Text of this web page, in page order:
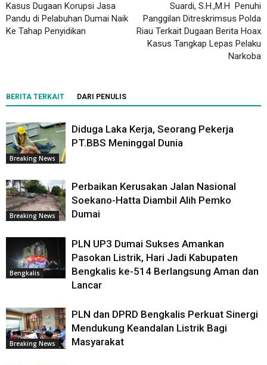
Kasus Dugaan Korupsi Jasa
Pandu di Pelabuhan Dumai Naik
Ke Tahap Penyidikan
Suardi, S.H.,M.H Penuhi
Panggilan Ditreskrimsus Polda
Riau Terkait Dugaan Berita Hoax
Kasus Tangkap Lepas Pelaku
Narkoba
BERITA TERKAIT DARI PENULIS
Breaking News
Diduga Laka Kerja, Seorang Pekerja
PT.BBS Meninggal Dunia
Breaking News
Perbaikan Kerusakan Jalan Nasional
Soekano-Hatta Diambil Alih Pemko
Dumai
Bengkalis
PLN UP3 Dumai Sukses Amankan
Pasokan Listrik, Hari Jadi Kabupaten
Bengkalis ke-514 Berlangsung Aman dan
Lancar
Breaking News
PLN dan DPRD Bengkalis Perkuat Sinergi
Mendukung Keandalan Listrik Bagi
Masyarakat